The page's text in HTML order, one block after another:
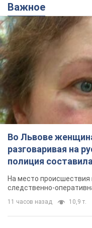
Важное
Во Львове
разговаривая на
полиция
протокол. Видео
На место
следственно-
11 часов назад 10,9 т.